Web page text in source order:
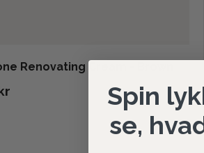
Renovating Cream - Brown
Spin
se,